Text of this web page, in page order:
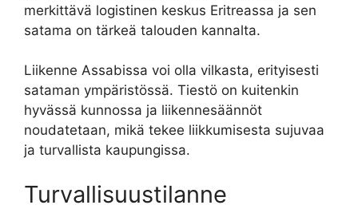
merkittävä logistinen keskus Eritreassa ja sen
satama on tärkeä talouden kannalta.
Liikenne Assabissa voi olla vilkasta, erityisesti
sataman ympäristössä. Tiestö on kuitenkin
hyvässä kunnossa ja liikennesäännöt
noudatetaan, mikä tekee liikkumisesta sujuvaa
ja turvallista kaupungissa.
Turvallisuustilanne